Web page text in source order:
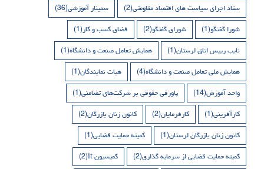
ستاد اجرای سیاست های اقتصاد مقاومتی(2) سمینار آموزشی(36)
شورا گفتگو(1) شورای گفتگو(2) فضای کسب و کار(1)
نایب رییس اتاق لرستان(1) همایش تعامل صنعت و دانشگاه(1)
همایش ملی تعامل صنعت و دانشگاه(4) هیات نمایندگان(1)
واحد آموزش(14) پاورقی حقوقی بر شرکت‌های تضامنی(1)
کارآفرینی(1) کارفرمایان(2) کانون زنان بازرگان(2)
کانون زنان بازرگان لرستان(1) کمیته حمایت قضایی(1)
کمیته حمایت قضایی از سرمایه گذاری(2) کمیسیون it (2)